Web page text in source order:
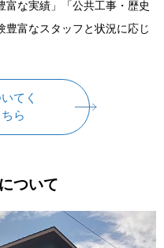
富な実績」「公共工事・歴史
豊富なスタッフと状況に応じ
てく
ら
ついて